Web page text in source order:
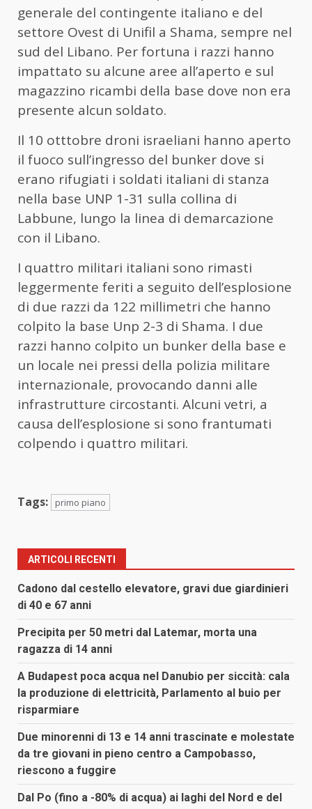
generale del contingente italiano e del
settore Ovest di Unifil a Shama, sempre nel
sud del Libano. Per fortuna i razzi hanno
impattato su alcune aree all’aperto e sul
magazzino ricambi della base dove non era
presente alcun soldato.
Il 10 otttobre droni israeliani hanno aperto
il fuoco sull’ingresso del bunker dove si
erano rifugiati i soldati italiani di stanza
nella base UNP 1-31 sulla collina di
Labbune, lungo la linea di demarcazione
con il Libano.
I quattro militari italiani sono rimasti
leggermente feriti a seguito dell’esplosione
di due razzi da 122 millimetri che hanno
colpito la base Unp 2-3 di Shama. I due
razzi hanno colpito un bunker della base e
un locale nei pressi della polizia militare
internazionale, provocando danni alle
infrastrutture circostanti. Alcuni vetri, a
causa dell’esplosione si sono frantumati
colpendo i quattro militari.
Tags: primo piano
ARTICOLI RECENTI
Cadono dal cestello elevatore, gravi due giardinieri
di 40 e 67 anni
Precipita per 50 metri dal Latemar, morta una
ragazza di 14 anni
A Budapest poca acqua nel Danubio per siccità: cala
la produzione di elettricità, Parlamento al buio per
risparmiare
Due minorenni di 13 e 14 anni trascinate e molestate
da tre giovani in pieno centro a Campobasso,
riescono a fuggire
Dal Po (fino a -80% di acqua) ai laghi del Nord e del